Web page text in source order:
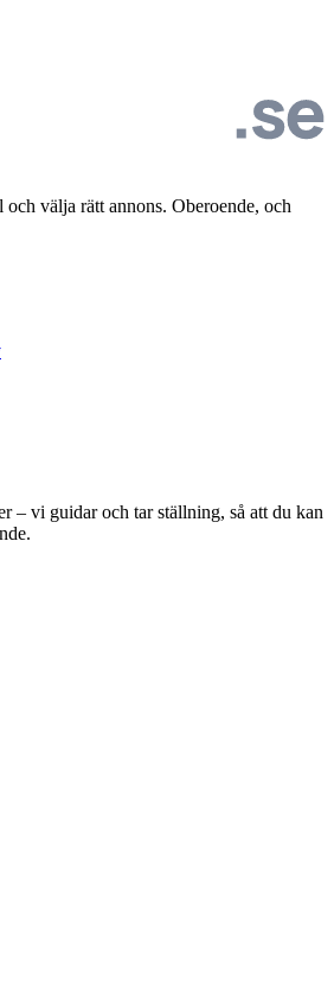
välja rätt annons. Oberoende, och
– vi guidar och tar ställning, så att du kan